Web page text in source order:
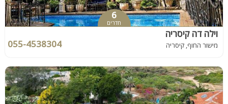
6
חדרים
וילה דה קיסריה
מישור החוף, קיסריה 055-4538304